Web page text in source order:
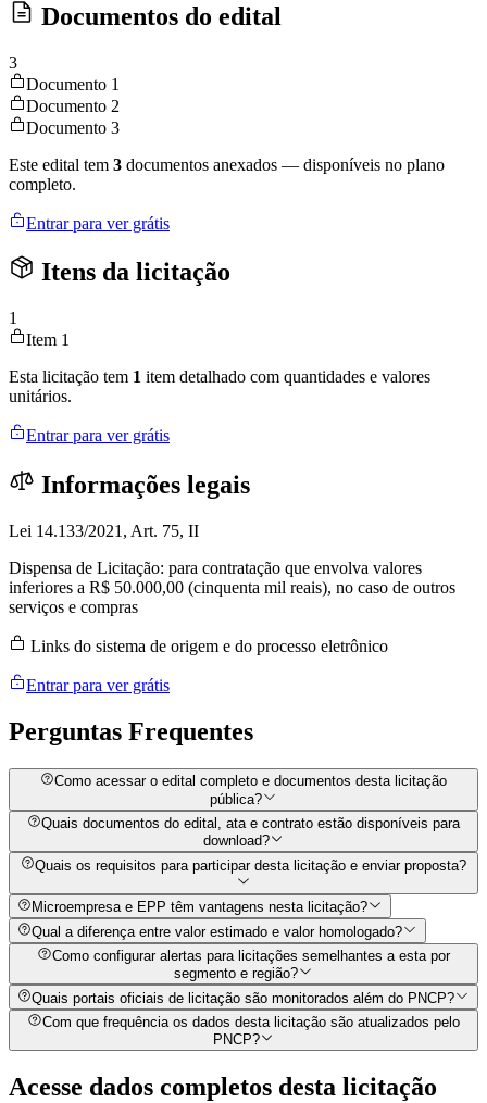
Documentos do edital
3
Documento 1
Documento 2
Documento 3
Este edital tem 3 documentos anexados — disponíveis no plano
completo.
Entrar para ver grátis
Itens da licitação
1
Item 1
Esta licitação tem 1 item detalhado com quantidades e valores
unitários.
Entrar para ver grátis
Informações legais
Lei 14.133/2021, Art. 75, II
Dispensa de Licitação: para contratação que envolva valores
inferiores a R$ 50.000,00 (cinquenta mil reais), no caso de outros
serviços e compras
Links do sistema de origem e do processo eletrônico
Entrar para ver grátis
Perguntas Frequentes
Como acessar o edital completo e documentos desta licitação
pública?
Quais documentos do edital, ata e contrato estão disponíveis para
download?
Quais os requisitos para participar desta licitação e enviar proposta?
Microempresa e EPP têm vantagens nesta licitação?
Qual a diferença entre valor estimado e valor homologado?
Como configurar alertas para licitações semelhantes a esta por
segmento e região?
Quais portais oficiais de licitação são monitorados além do PNCP?
Com que frequência os dados desta licitação são atualizados pelo
PNCP?
Acesse dados completos desta licitação